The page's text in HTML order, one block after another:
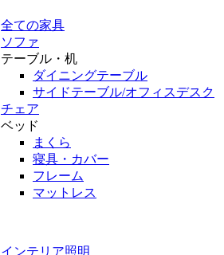
全ての家具
ソファ
テーブル・机
ダイニングテーブル
サイドテーブル/オフィスデスク
チェア
ベッド
まくら
寝具・カバー
フレーム
マットレス
インテリア照明